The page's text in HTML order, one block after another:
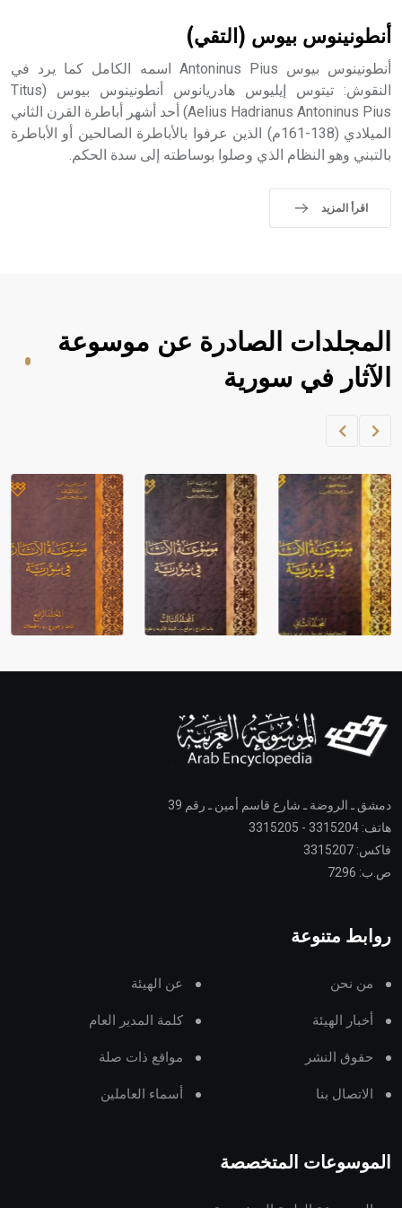
sign تكتب منفصلة غير متصلة، وتعتمد المبدأ الأكوروفوني،
حيث تقتصر القيمة الصوتية للعلامة الك
أنطونينوس بيوس (التقي)
أنطونينوس بيوس Antoninus Pius اسمه الكامل كما يرد في
النقوش: تيتوس إيليوس هادريانوس أنطونينوس بيوس (Titus
Aelius Hadrianus Antoninus Pius) أحد أشهر أباطرة القرن الثاني
الميلادي (138-161م) الذين عرفوا بالأباطرة الصالحين أو الأباطرة
بالتبني وهو النظام الذي وصلوا بوساطته إلى سدة الحكم.
اقرأ المزيد
المجلدات الصادرة عن موسوعة
الآثار في سورية
دمشق ـ الروضة ـ شارع قاسم أمين ـ رقم 39
هاتف: 3315204 - 3315205
فاكس: 3315207
ص.ب: 7296
روابط متنوعة
من نحن عن الهيئة
أخبار الهيئة كلمة المدير العام
حقوق النشر مواقع ذات صلة
الاتصال بنا أسماء العاملين
الموسوعات المتخصصة